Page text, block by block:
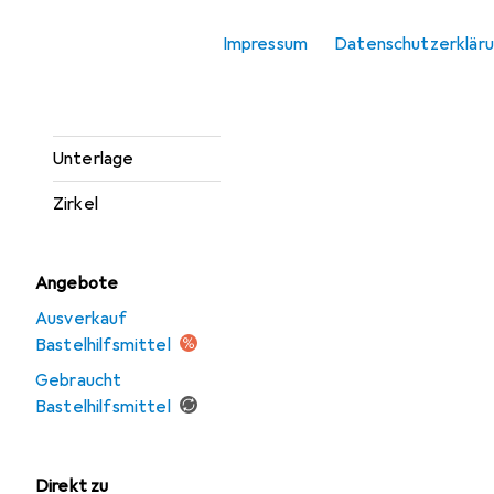
Impressum
Unterlage
Zirkel
Angebote
Ausverkauf
Bastelhilfsmittel
Gebraucht
Bastelhilfsmittel
Direkt zu